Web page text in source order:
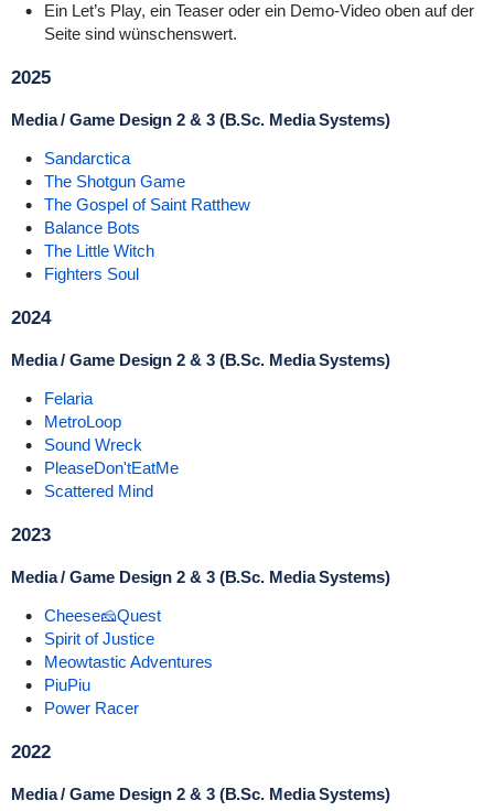
Ein Let’s Play, ein Teaser oder ein Demo-Video oben auf der
Seite sind wünschenswert.
2025
Media / Game Design 2 & 3 (B.Sc. Media Systems)
Sandarctica
The Shotgun Game
The Gospel of Saint Ratthew
Balance Bots
The Little Witch
Fighters Soul
2024
Media / Game Design 2 & 3 (B.Sc. Media Systems)
Felaria
MetroLoop
Sound Wreck
PleaseDon'tEatMe
Scattered Mind
2023
Media / Game Design 2 & 3 (B.Sc. Media Systems)
Cheese🧀Quest
Spirit of Justice
Meowtastic Adventures
PiuPiu
Power Racer
2022
Media / Game Design 2 & 3 (B.Sc. Media Systems)